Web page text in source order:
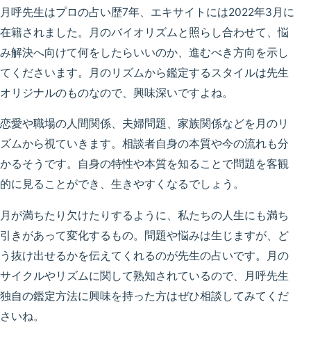
月呼先生はプロの占い歴7年、エキサイトには2022年3月に
在籍されました。月のバイオリズムと照らし合わせて、悩
み解決へ向けて何をしたらいいのか、進むべき方向を示し
てくださいます。月のリズムから鑑定するスタイルは先生
オリジナルのものなので、興味深いですよね。
恋愛や職場の人間関係、夫婦問題、家族関係などを月のリ
ズムから視ていきます。相談者自身の本質や今の流れも分
かるそうです。自身の特性や本質を知ることで問題を客観
的に見ることができ、生きやすくなるでしょう。
月が満ちたり欠けたりするように、私たちの人生にも満ち
引きがあって変化するもの。問題や悩みは生じますが、ど
う抜け出せるかを伝えてくれるのが先生の占いです。月の
サイクルやリズムに関して熟知されているので、月呼先生
独自の鑑定方法に興味を持った方はぜひ相談してみてくだ
さいね。